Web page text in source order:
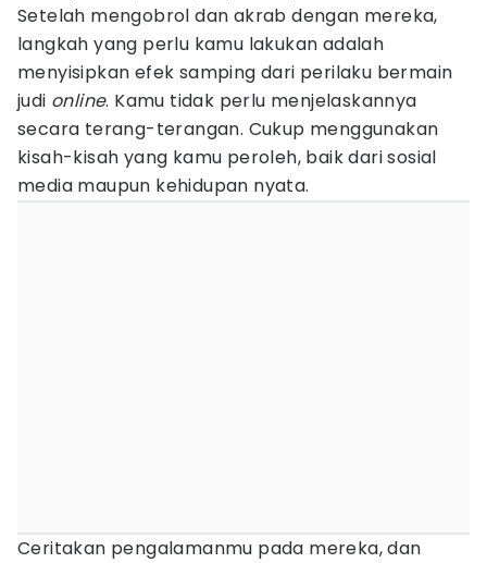
Setelah mengobrol dan akrab dengan mereka,
langkah yang perlu kamu lakukan adalah
menyisipkan efek samping dari perilaku bermain
judi online. Kamu tidak perlu menjelaskannya
secara terang-terangan. Cukup menggunakan
kisah-kisah yang kamu peroleh, baik dari sosial
media maupun kehidupan nyata.
Ceritakan pengalamanmu pada mereka, dan